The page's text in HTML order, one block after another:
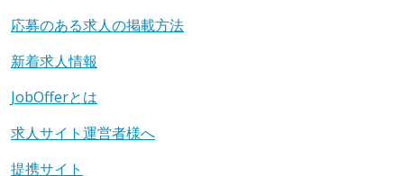
応募のある求人の掲載方法
新着求人情報
JobOfferとは
求人サイト運営者様へ
提携サイト